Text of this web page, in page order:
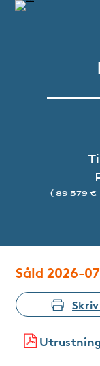
( 89 579 €
Såld 2026-